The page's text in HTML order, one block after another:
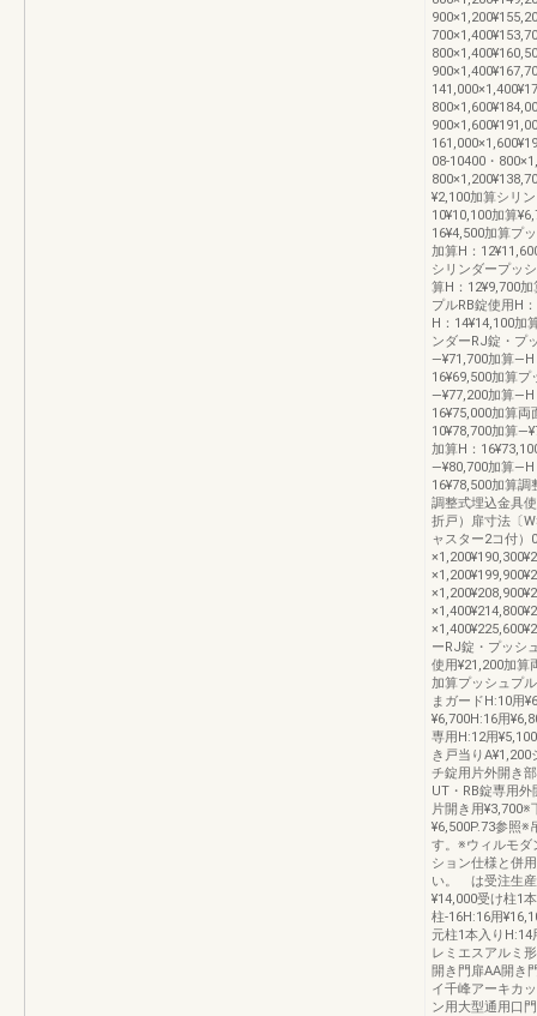
08-10400・
¥2,100加算シリ
10¥10,100加算
16¥4,500加算プ
加算H：
シリンダープッ
算H：12¥9,700
プルRB錠使用H
H：14¥14,100加
ンダーRJ錠・プ
―¥71,700加算―H
16¥69,500加算プ
―¥77,200加算―H
16¥75,000加算
10¥78,700加算
加算H：
―¥80,700加算―H
16¥78,500加算
調整式埋込金具
折戸）扉寸法〔
ャスター2コ付）
ーRJ錠・プッシ
使用¥21,200加算
加算プッシュプ
まガードH:10用
¥6,700H:16用
専用H:12用
き戸当り
チ錠用片外開き
UT・RB錠専用
片開き用
¥6,500P.73参照※
す。※ウィルモダ
ション仕様と併
い。 は受注生産
¥14,000受け柱1
柱-16H:16用
元柱1本入りH:14
レミエスアルミ
開き門扉AA開き
イ千峰アーキカ
ン用大型通用口